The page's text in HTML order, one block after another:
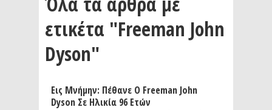
ετικέτα "Freeman John
Dyson"
Εις Μνήμην: Πέθανε Ο Freeman John
Dyson Σε Ηλικία 96 Ετών